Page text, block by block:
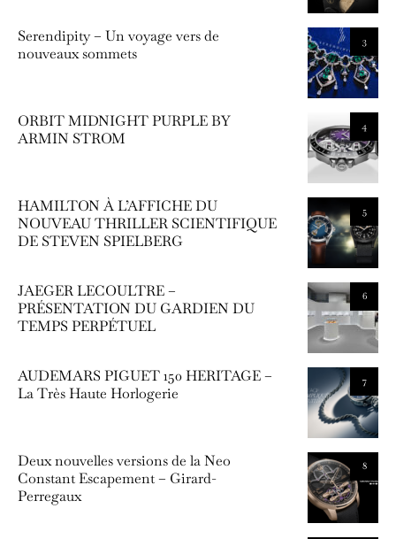
3
Serendipity – Un voyage vers de
nouveaux sommets
4
ORBIT MIDNIGHT PURPLE BY
ARMIN STROM
5
HAMILTON À L’AFFICHE DU
NOUVEAU THRILLER SCIENTIFIQUE
DE STEVEN SPIELBERG
6
JAEGER LECOULTRE –
PRÉSENTATION DU GARDIEN DU
TEMPS PERPÉTUEL
7
AUDEMARS PIGUET 150 HERITAGE –
La Très Haute Horlogerie
8
Deux nouvelles versions de la Neo
Constant Escapement – Girard-
Perregaux